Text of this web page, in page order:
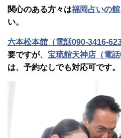
関心のある方々は福岡占いの館
い。
六本松本館（電話090-3416-
要ですが、 宝琉館天神店（電話
は、予約なしでも対応可です。